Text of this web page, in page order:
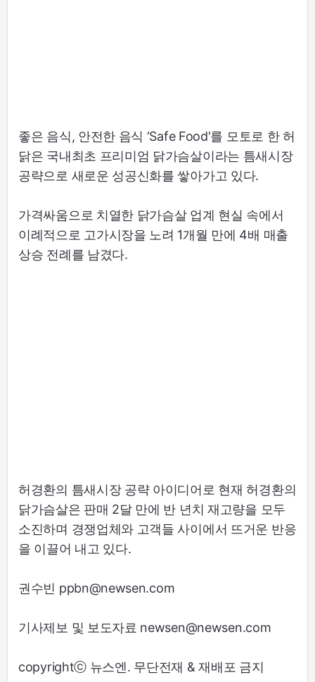
좋은 음식, 안전한 음식 ‘Safe Food'를 모토로 한 허
닭은 국내최초 프리미엄 닭가슴살이라는 틈새시장
공략으로 새로운 성공신화를 쌓아가고 있다.
가격싸움으로 치열한 닭가슴살 업계 현실 속에서
이례적으로 고가시장을 노려 1개월 만에 4배 매출
상승 전례를 남겼다.
허경환의 틈새시장 공략 아이디어로 현재 허경환의
닭가슴살은 판매 2달 만에 반 년치 재고량을 모두
소진하며 경쟁업체와 고객들 사이에서 뜨거운 반응
을 이끌어 내고 있다.
권수빈 ppbn@newsen.com
기사제보 및 보도자료 newsen@newsen.com
copyrightⓒ 뉴스엔. 무단전재 & 재배포 금지